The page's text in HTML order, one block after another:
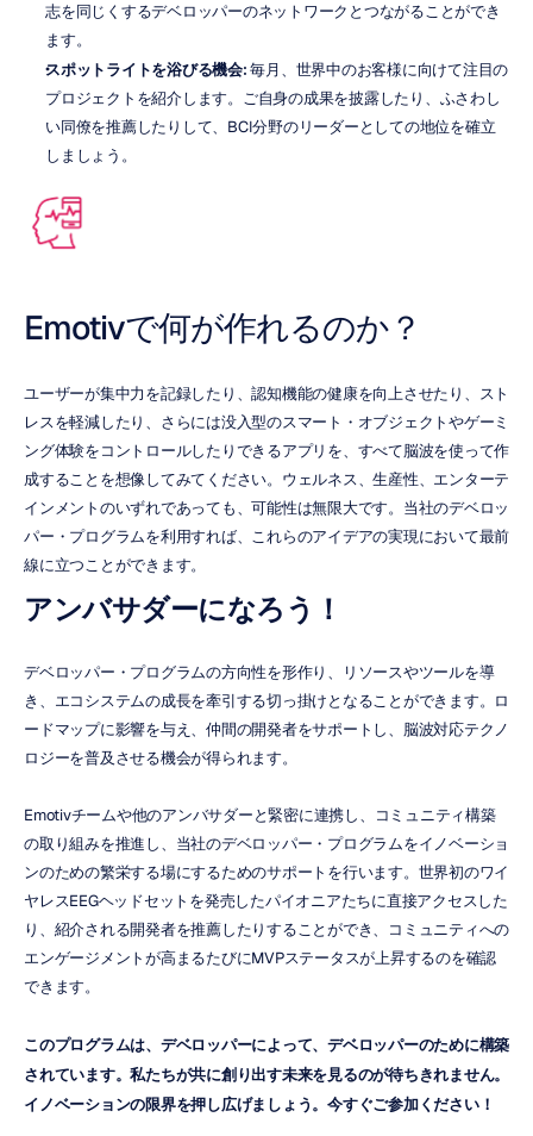
志を同じくするデベロッパーのネットワークとつながることができ
ます。
スポットライトを浴びる機会: 毎月、世界中のお客様に向けて注目の
プロジェクトを紹介します。ご自身の成果を披露したり、ふさわし
い同僚を推薦したりして、BCI分野のリーダーとしての地位を確立
しましょう。
Emotivで何が作れるのか？
ユーザーが集中力を記録したり、認知機能の健康を向上させたり、スト
レスを軽減したり、さらには没入型のスマート・オブジェクトやゲーミ
ング体験をコントロールしたりできるアプリを、すべて脳波を使って作
成することを想像してみてください。ウェルネス、生産性、エンターテ
インメントのいずれであっても、可能性は無限大です。当社のデベロッ
パー・プログラムを利用すれば、これらのアイデアの実現において最前
線に立つことができます。
アンバサダーになろう！
デベロッパー・プログラムの方向性を形作り、リソースやツールを導
き、エコシステムの成長を牽引する切っ掛けとなることができます。ロ
ードマップに影響を与え、仲間の開発者をサポートし、脳波対応テクノ
ロジーを普及させる機会が得られます。
Emotivチームや他のアンバサダーと緊密に連携し、コミュニティ構築
の取り組みを推進し、当社のデベロッパー・プログラムをイノベーショ
ンのための繁栄する場にするためのサポートを行います。世界初のワイ
ヤレスEEGヘッドセットを発売したパイオニアたちに直接アクセスした
り、紹介される開発者を推薦したりすることができ、コミュニティへの
エンゲージメントが高まるたびにMVPステータスが上昇するのを確認
できます。
このプログラムは、デベロッパーによって、デベロッパーのために構築
されています。私たちが共に創り出す未来を見るのが待ちきれません。
イノベーションの限界を押し広げましょう。今すぐご参加ください！